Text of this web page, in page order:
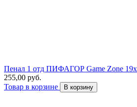
Пенал 1 отд ПИФАГОР Game Zone
255,00 руб.
Товар в корзине
В корзину